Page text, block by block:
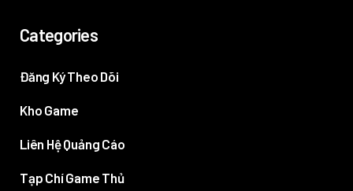
Categories
Đăng Ký Theo Dõi
Kho Game
Liên Hệ Quảng Cáo
Tạp Chí Game Thủ